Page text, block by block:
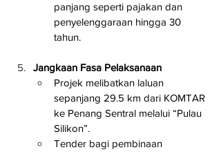
panjang seperti pajakan dan
penyelenggaraan hingga 30
tahun.
Jangkaan Fasa Pelaksanaan
Projek melibatkan laluan
sepanjang 29.5 km dari KOMTAR
ke Penang Sentral melalui “Pulau
Silikon”.
Tender bagi pembinaan